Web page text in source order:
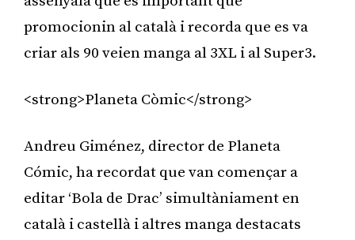
promocionin al català i recorda que es va
criar als 90 veien manga al 3XL i al Super3.
<strong>Planeta Còmic</strong>
Andreu Giménez, director de Planeta
Cómic, ha recordat que van començar a
editar ‘Bola de Drac’ simultàniament en
català i castellà i altres manga destacats